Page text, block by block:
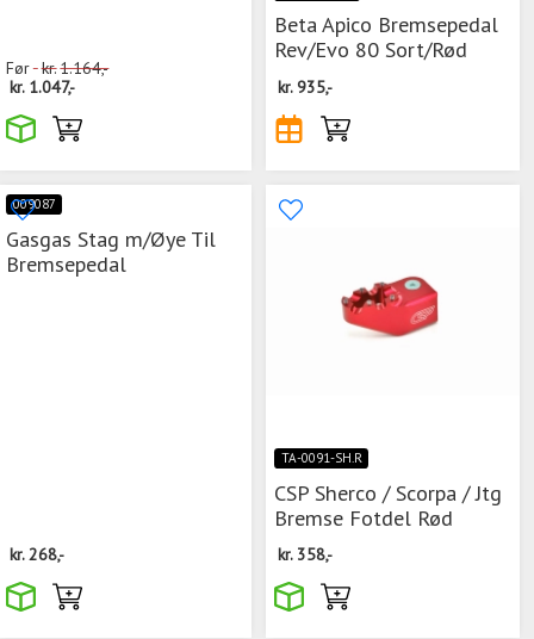
Før kr.1.164,-
kr. 1.047,-
Beta Apico Bremsepedal
Rev/Evo 80 Sort/Rød
kr.935,-
009087
Gasgas Stag m/Øye Til
Bremsepedal
kr.268,-
TA-0091-SH.R
CSP Sherco / Scorpa / Jtg
Bremse Fotdel Rød
kr. 358,-